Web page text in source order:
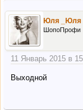
Юля _Юля
ШопоПрофи
11 Январь 2015 в
Выходной